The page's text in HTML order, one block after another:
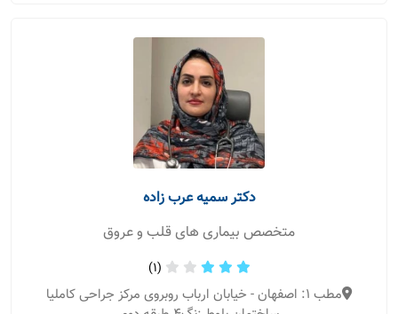
دکتر سمیه عرب زاده
متخصص بیماری های قلب و عروق
(1)
مطب 1: اصفهان - خیابان ارباب روبروی مرکز جراحی کاملیا